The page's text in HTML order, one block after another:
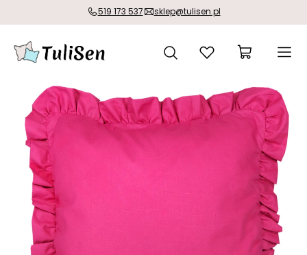
519 173 537 sklep@tulisen.pl